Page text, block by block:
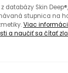
databázy Skin
stupnica na
Viac
a naučiť sa čítať